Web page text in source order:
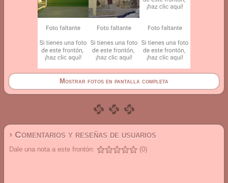
Mostrar fotos en pantalla completa
› Comentarios y reseñas de usuarios
Dale una nota a este frontón: (0)